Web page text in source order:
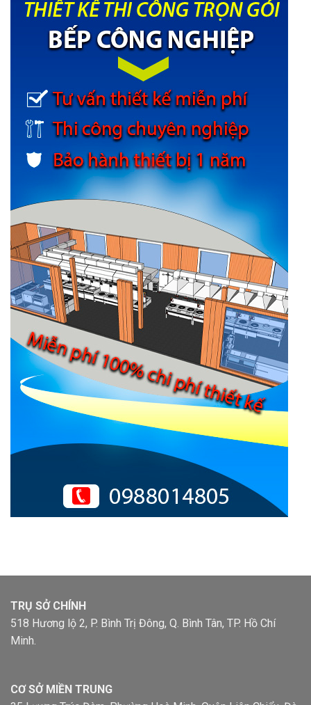
TRỤ SỞ CHÍNH
518 Hương lộ 2, P. Bình Trị Đông, Q. Bình Tân, TP. Hồ Chí
Minh.
CƠ SỞ MIỀN TRUNG